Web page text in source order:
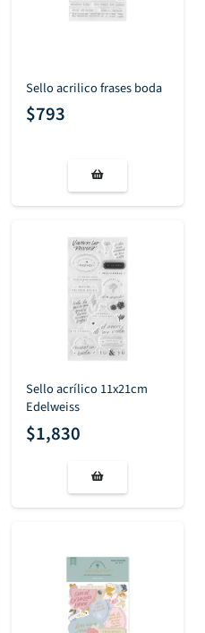
Sello acrilico frases boda
$793
Sello acrílico 11x21cm
Edelweiss
$1,830